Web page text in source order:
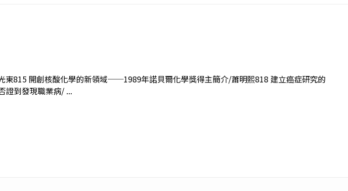
815 開創核酸化學的新領域──1989年諾貝爾化學獎得主簡介/蕭明熙818 建立癌症研究的
到發現職業病/ ...